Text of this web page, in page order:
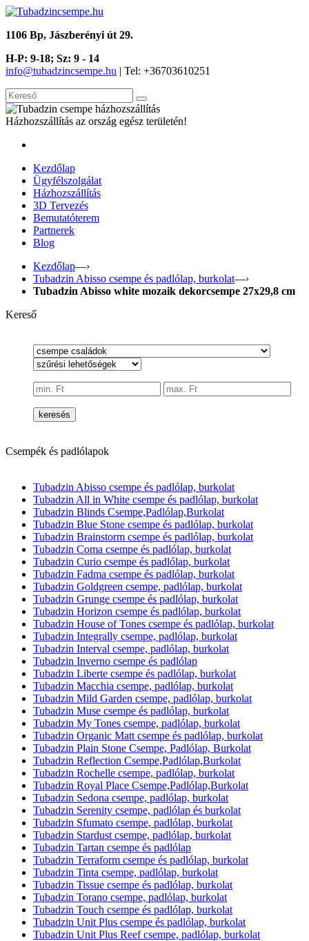
1106 Bp, Jászberényi út 29.
H-P: 9-18; Sz: 9 - 14
info@tubadzincsempe.hu | Tel: +36703610251
Házhozszállítás az ország egész területén!
Kezdőlap
Ügyfélszolgálat
Házhozszállítás
3D Tervezés
Bemutatóterem
Partnerek
Blog
Kezdőlap—›
Tubadzin Abisso csempe és padlólap, burkolat—›
Tubadzin Abisso white mozaik dekorcsempe 27x29,8 cm
Kereső
keresés
Csempék és padlólapok
Tubadzin Abisso csempe és padlólap, burkolat
Tubadzin All in White csempe és padlólap, burkolat
Tubadzin Blinds Csempe,Padlólap,Burkolat
Tubadzin Blue Stone csempe és padlólap, burkolat
Tubadzin Brainstorm csempe és padlólap, burkolat
Tubadzin Coma csempe és padlólap, burkolat
Tubadzin Curio csempe és padlólap, burkolat
Tubadzin Fadma csempe és padlólap, burkolat
Tubadzin Goldgreen csempe, padlólap, burkolat
Tubadzin Grunge csempe és padlólap, burkolat
Tubadzin Horizon csempe és padlólap, burkolat
Tubadzin House of Tones csempe és padlólap, burkolat
Tubadzin Integrally csempe, padlólap, burkolat
Tubadzin Interval csempe, padlólap, burkolat
Tubadzin Inverno csempe és padlólap
Tubadzin Liberte csempe és padlólap, burkolat
Tubadzin Macchia csempe, padlólap, burkolat
Tubadzin Mild Garden csempe, padlólap, burkolat
Tubadzin Muse csempe és padlólap, burkolat
Tubadzin My Tones csempe, padlólap, burkolat
Tubadzin Organic Matt csempe és padlólap, burkolat
Tubadzin Plain Stone Csempe, Padlólap, Burkolat
Tubadzin Reflection Csempe,Padlólap,Burkolat
Tubadzin Rochelle csempe, padlólap, burkolat
Tubadzin Royal Place Csempe,Padlólap,Burkolat
Tubadzin Sedona csempe, padlólap, burkolat
Tubadzin Serenity csempe, padlólap és burkolat
Tubadzin Sfumato csempe, padlólap, burkolat
Tubadzin Stardust csempe, padlólap, burkolat
Tubadzin Tartan csempe és padlólap
Tubadzin Terraform csempe és padlólap, burkolat
Tubadzin Tinta csempe, padlólap, burkolat
Tubadzin Tissue csempe és padlólap, burkolat
Tubadzin Torano csempe, padlólap, burkolat
Tubadzin Touch csempe és padlólap, burkolat
Tubadzin Unit Plus csempe és padlólap, burkolat
Tubadzin Unit Plus Reef csempe, padlólap, burkolat